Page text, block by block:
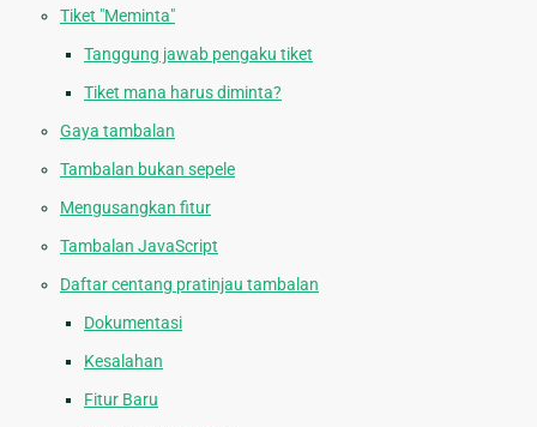
Tiket "Meminta"
Tanggung jawab pengaku tiket
Tiket mana harus diminta?
Gaya tambalan
Tambalan bukan sepele
Mengusangkan fitur
Tambalan JavaScript
Daftar centang pratinjau tambalan
Dokumentasi
Kesalahan
Fitur Baru